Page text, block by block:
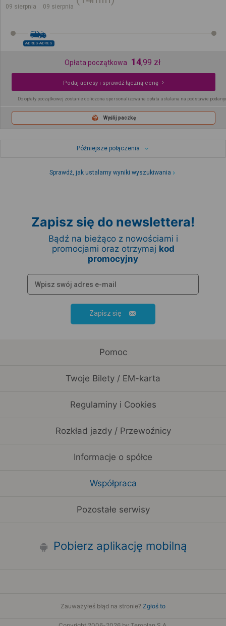
09 sierpnia 09 sierpnia
ADRES-ADRES
Opłata początkowa 14,99 zł
Podaj adresy i sprawdź łączną cenę
Do opłaty początkowej zostanie doliczona spersonalizowana opłata ustalana na podstawie
Wyślij paczkę
Późniejsze połączenia
Sprawdź, jak ustalamy wyniki wyszukiwania
Zapisz się do newslettera!
Bądź na bieżąco z nowościami i
promocjami oraz otrzymaj kod
promocyjny
Zapisz się
Pomoc
Twoje Bilety / EM-karta
Regulaminy i Cookies
Rozkład jazdy / Przewoźnicy
Informacje o spółce
Współpraca
Pozostałe serwisy
Pobierz aplikację mobilną
Zauważyłeś błąd na stronie? Zgłoś to